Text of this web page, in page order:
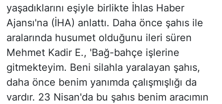
yaşadıklarını eşiyle birlikte İhlas Haber
Ajansı'na (İHA) anlattı. Daha önce şahıs ile
aralarında husumet olduğunu ileri süren
Mehmet Kadir E., 'Bağ-bahçe işlerine
gitmekteyim. Beni silahla yaralayan şahıs,
daha önce benim yanımda çalışmışlığı da
vardır. 23 Nisan'da bu şahıs benim aracımın